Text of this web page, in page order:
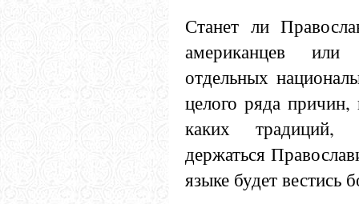
Станет ли
американцев или
отдельных
целого ряда
каких традиций,
держаться
языке будет вестись